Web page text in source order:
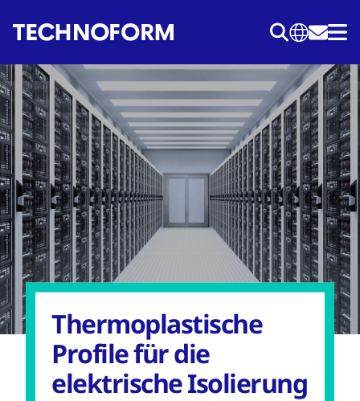
zum
Thermoplastische
Profile für die
elektrische Isolierung